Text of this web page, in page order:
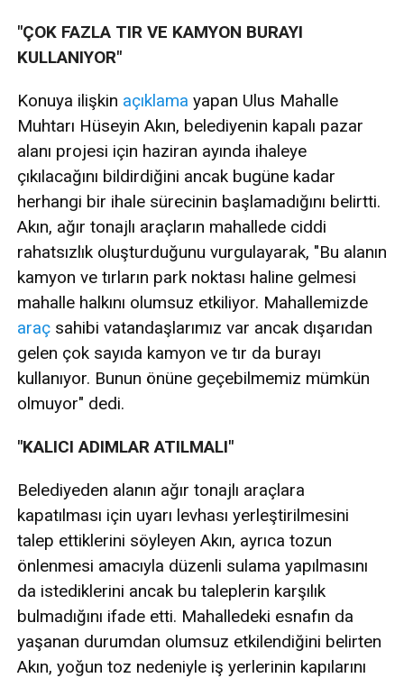
"ÇOK FAZLA TIR VE KAMYON BURAYI
KULLANIYOR"
Konuya ilişkin açıklama yapan Ulus Mahalle
Muhtarı Hüseyin Akın, belediyenin kapalı pazar
alanı projesi için haziran ayında ihaleye
çıkılacağını bildirdiğini ancak bugüne kadar
herhangi bir ihale sürecinin başlamadığını belirtti.
Akın, ağır tonajlı araçların mahallede ciddi
rahatsızlık oluşturduğunu vurgulayarak, "Bu alanın
kamyon ve tırların park noktası haline gelmesi
mahalle halkını olumsuz etkiliyor. Mahallemizde
araç sahibi vatandaşlarımız var ancak dışarıdan
gelen çok sayıda kamyon ve tır da burayı
kullanıyor. Bunun önüne geçebilmemiz mümkün
olmuyor" dedi.
"KALICI ADIMLAR ATILMALI"
Belediyeden alanın ağır tonajlı araçlara
kapatılması için uyarı levhası yerleştirilmesini
talep ettiklerini söyleyen Akın, ayrıca tozun
önlenmesi amacıyla düzenli sulama yapılmasını
da istediklerini ancak bu taleplerin karşılık
bulmadığını ifade etti. Mahalledeki esnafın da
yaşanan durumdan olumsuz etkilendiğini belirten
Akın, yoğun toz nedeniyle iş yerlerinin kapılarını